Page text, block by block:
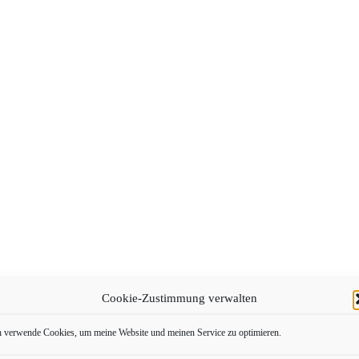
Cookie-Zustimmung verwalten
verwende Cookies, um meine Website und meinen Service zu optimieren.